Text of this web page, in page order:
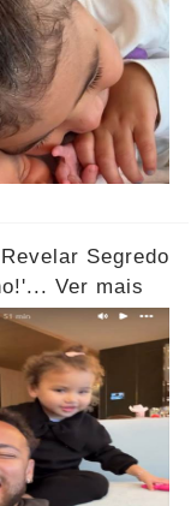
Segredo
Ver mais